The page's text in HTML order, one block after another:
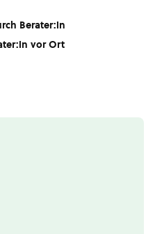
Berater:in
vor Ort